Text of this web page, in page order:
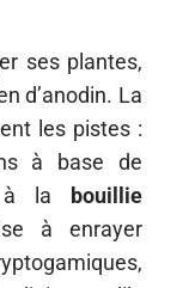
ses plantes,
d’anodin. La
les pistes :
à base de
à la bouillie
à enrayer